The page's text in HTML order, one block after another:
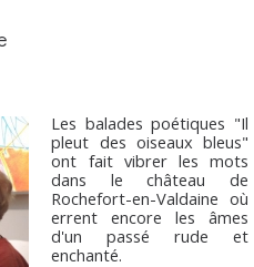
Les balades poétiques "Il
pleut des oiseaux bleus"
ont fait vibrer les mots
dans le château de
Rochefort-en-Valdaine où
errent encore les âmes
d'un passé rude et
enchanté.